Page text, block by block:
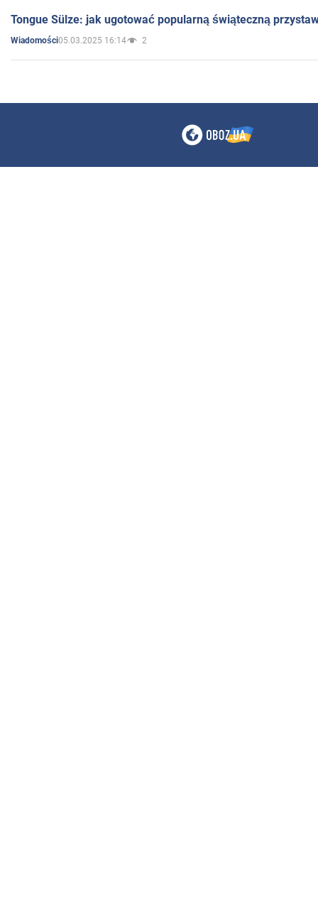
Tongue Sülze: jak ugotować popularną świąteczną
Wiadomości05.03.2025 16:14 2